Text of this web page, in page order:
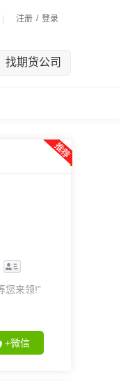
注册 / 登录
找期货公司
您来领!”
+微信